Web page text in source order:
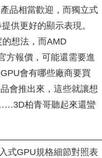
品相當歡迎，而獨立式
供更好的顯示表現。
想法，而AMD
方報價，可能還需要進
會有哪些廠商要買
會推出來，這些就讓想
柏青哥聽起來還蠻
式GPU規格細節對照表